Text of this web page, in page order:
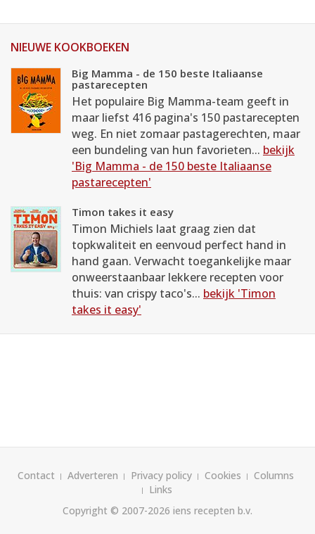
NIEUWE KOOKBOEKEN
Big Mamma - de 150 beste Italiaanse
pastarecepten
Het populaire Big Mamma-team geeft in
maar liefst 416 pagina's 150 pastarecepten
weg. En niet zomaar pastagerechten, maar
een bundeling van hun favorieten... bekijk
'Big Mamma - de 150 beste Italiaanse
pastarecepten'
Timon takes it easy
Timon Michiels laat graag zien dat
topkwaliteit en eenvoud perfect hand in
hand gaan. Verwacht toegankelijke maar
onweerstaanbaar lekkere recepten voor
thuis: van crispy taco's... bekijk 'Timon
takes it easy'
Contact Adverteren Privacy policy Cookies
Columns
Links
Copyright © 2007-2026 iens recepten b.v.